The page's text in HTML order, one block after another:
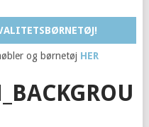
og børnetøj HER